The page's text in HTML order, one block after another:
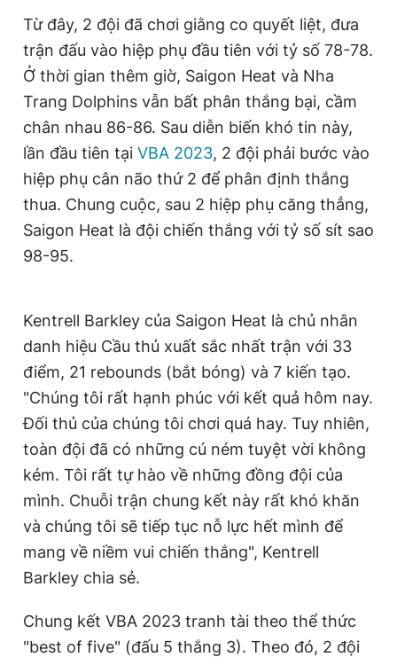
Từ đây, 2 đội đã chơi giằng co quyết liệt, đưa
trận đấu vào hiệp phụ đầu tiên với tỷ số 78-78.
Ở thời gian thêm giờ, Saigon Heat và Nha
Trang Dolphins vẫn bất phân thắng bại, cầm
chân nhau 86-86. Sau diễn biến khó tin này,
lần đầu tiên tại VBA 2023, 2 đội phải bước vào
hiệp phụ cân não thứ 2 để phân định thắng
thua. Chung cuộc, sau 2 hiệp phụ căng thẳng,
Saigon Heat là đội chiến thắng với tỷ số sít sao
98-95.
Kentrell Barkley của Saigon Heat là chủ nhân
danh hiệu Cầu thủ xuất sắc nhất trận với 33
điểm, 21 rebounds (bắt bóng) và 7 kiến tạo.
"Chúng tôi rất hạnh phúc với kết quả hôm nay.
Đối thủ của chúng tôi chơi quá hay. Tuy nhiên,
toàn đội đã có những cú ném tuyệt vời không
kém. Tôi rất tự hào về những đồng đội của
mình. Chuỗi trận chung kết này rất khó khăn
và chúng tôi sẽ tiếp tục nỗ lực hết mình để
mang về niềm vui chiến thắng", Kentrell
Barkley chia sẻ.
Chung kết VBA 2023 tranh tài theo thể thức
"best of five" (đấu 5 thắng 3). Theo đó, 2 đội